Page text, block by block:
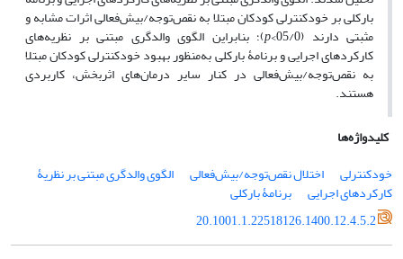
بارکلی بر خودکنترلی کودکان مبتلا به نقص‌توجه/بیش‌فعالی اثرات مشابه و
مثبتی دارند (05/0> p)؛ بنابراین الگوی والدگری مبتنی بر نظریه‌های
کارکردهای اجرایی و برنامۀ بارکلی به‌منظور بهبود خودکنترلی کودکان مبتلا
به نقص‌توجه/بیش‌فعالی در کنار سایر درمان‌های اثربخش، کاربردی
هستند.
کلیدواژه‌ها
خودکنترلی
اختلال نقص‌توجه/بیش‌فعالی الگوی والدگری مبتنی بر نظریۀ
کارکردهای اجرایی
برنامۀ بارکلی
20.1001.1.22518126.1400.12.4.5.2